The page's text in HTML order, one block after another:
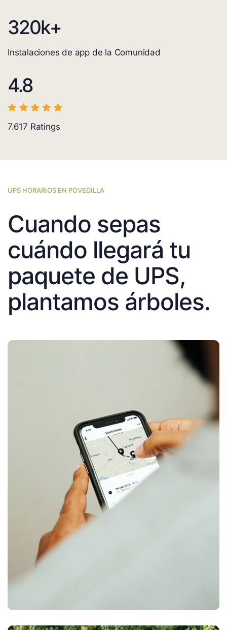
320k+
Instalaciones de app de la Comunidad
4.8
7.617 Ratings
UPS HORARIOS EN POVEDILLA
Cuando sepas
cuándo llegará tu
paquete de UPS,
plantamos árboles.